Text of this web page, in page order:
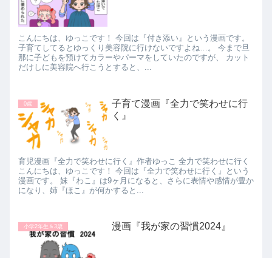
こんにちは、ゆっこです！ 今回は『付き添い』という漫画です。
子育てしてるとゆっくり美容院に行けないですよね…。 今まで旦
那に子どもを預けてカラーやパーマをしていたのですが、 カット
だけしに美容院へ行こうとすると、...
0歳
子育て漫画『全力で笑わせに行
く』
育児漫画『全力で笑わせに行く』作者ゆっこ 全力で笑わせに行く
こんにちは、ゆっこです！ 今回は『全力で笑わせに行く』という
漫画です。 妹『わこ』は9ヶ月になると、さらに表情や感情が豊か
になり、姉『ほこ』が何かすると...
小学2年生＆3歳 漫画『我が家の習慣2024』